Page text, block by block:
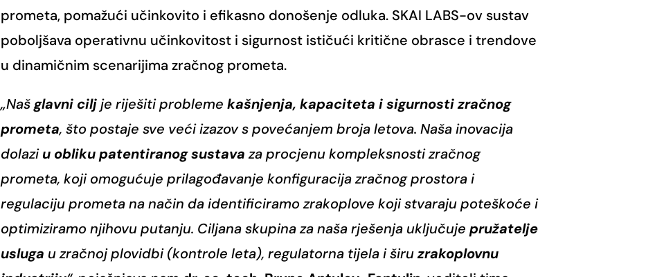
prometa, pomažući učinkovito i efikasno donošenje odluka. SKAI LABS-ov sustav
poboljšava operativnu učinkovitost i sigurnost ističući kritične obrasce i trendove
u dinamičnim scenarijima zračnog prometa.
„Našglavni ciljje riješiti problemekašnjenja, kapaciteta i sigurnosti zračnog
prometa, što postaje sve veći izazov s povećanjem broja letova. Naša inovacija
dolaziu obliku patentiranog sustavaza procjenu kompleksnosti zračnog
prometa, koji omogućuje prilagođavanje konfiguracija zračnog prostora i
regulaciju prometa na način da identificiramo zrakoplove koji stvaraju poteškoće i
optimiziramo njihovu putanju. Ciljana skupina za naša rješenja uključujepružatelje
usluga u zračnoj plovidbi (kontrole leta), regulatorna tijela i širuzrakoplovnu